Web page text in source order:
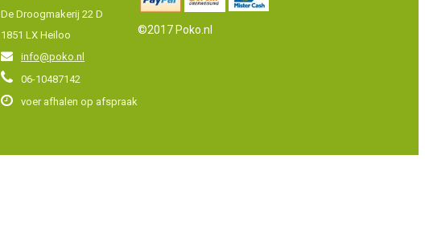
De Droogmakerij 22 D
1851 LX Heiloo
info@poko.nl
06-10487142
voer afhalen op afspraak
©2017 Poko.nl